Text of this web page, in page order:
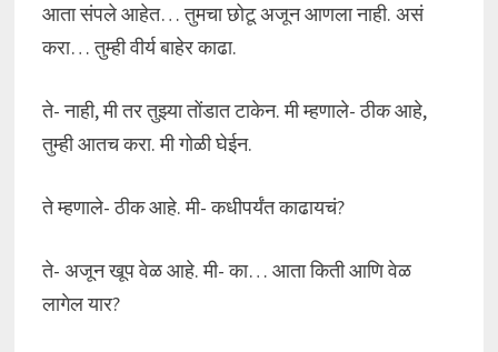
आता संपले आहेत… तुमचा छोटू अजून आणला नाही. असं
करा… तुम्ही वीर्य बाहेर काढा.
ते- नाही, मी तर तुझ्या तोंडात टाकेन. मी म्हणाले- ठीक आहे,
तुम्ही आतच करा. मी गोळी घेईन.
ते म्हणाले- ठीक आहे. मी- कधीपर्यंत काढायचं?
ते- अजून खूप वेळ आहे. मी- का… आता किती आणि वेळ
लागेल यार?